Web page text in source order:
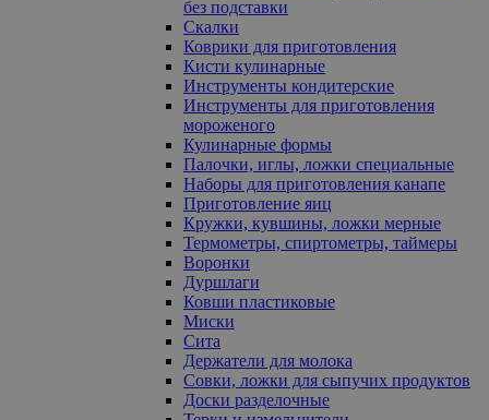
без подставки
Скалки
Коврики для приготовления
Кисти кулинарные
Инструменты кондитерские
Инструменты для приготовления
мороженого
Кулинарные формы
Палочки, иглы, ложки специальные
Наборы для приготовления канапе
Приготовление яиц
Кружки, кувшины, ложки мерные
Термометры, спиртометры, таймеры
Воронки
Дуршлаги
Ковши пластиковые
Миски
Сита
Держатели для молока
Совки, ложки для сыпучих продуктов
Доски разделочные